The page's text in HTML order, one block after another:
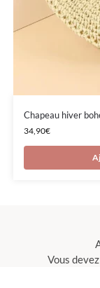
Chapeau hiver
34,90€
Vous